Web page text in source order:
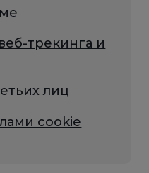
трекинга и
лиц
cookie